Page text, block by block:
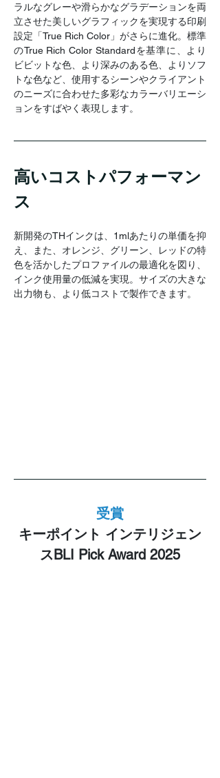
ラルなグレーや滑らかなグラデーションを両
立させた美しいグラフィックを実現する印刷
設定「True Rich Color」がさらに進化。標準
のTrue Rich Color Standardを基準に、より
ビビットな色、より深みのある色、よりソフ
トな色など、使用するシーンやクライアント
のニーズに合わせた多彩なカラーバリエーシ
ョンをすばやく表現します。
高いコストパフォーマン
ス
新開発のTHインクは、1mlあたりの単価を抑
え、また、オレンジ、グリーン、レッドの特
色を活かしたプロファイルの最適化を図り、
インク使用量の低減を実現。サイズの大きな
出力物も、より低コストで製作できます。
受賞
キーポイント インテリジェン
スBLI Pick Award 2025